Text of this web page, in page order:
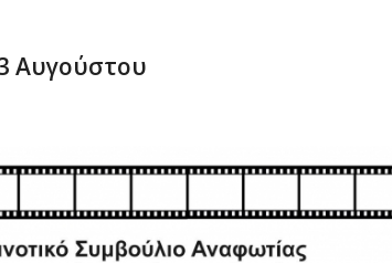
Αυγούστου